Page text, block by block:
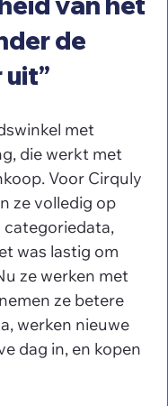
de
met
die werkt met
Voor Cirquly
ze volledig op
categoriedata,
was lastig om
ze werken met
ze betere
werken nieuwe
dag in, en kopen